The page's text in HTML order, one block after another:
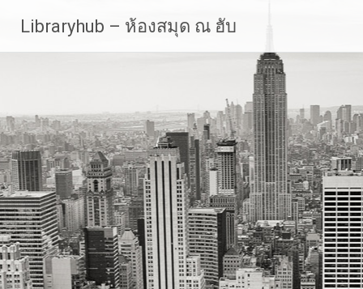
content
Libraryhub – ห้องสมุด ณ ฮับ